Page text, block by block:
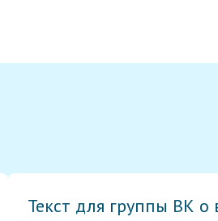
Текст для группы ВК о